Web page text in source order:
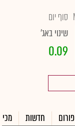
סוף יום
שינוי באג'
0.09
פורום חדשות